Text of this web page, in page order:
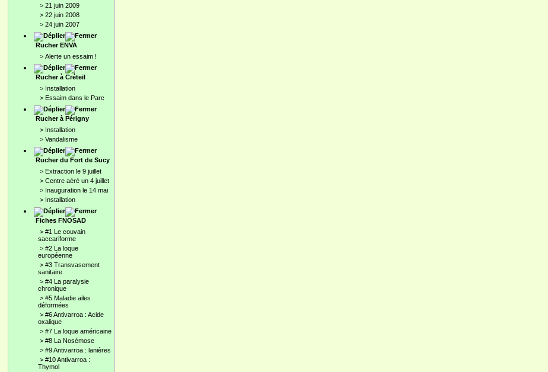
> 21 juin 2009
> 22 juin 2008
> 24 juin 2007
Rucher ENVA
> Alerte un essaim !
Rucher à Créteil
> Installation
> Essaim dans le Parc
Rucher à Périgny
> Installation
> Vandalisme
Rucher du Fort de Sucy
> Extraction le 9 juillet
> Centre aéré un 4 juillet
> Inauguration le 14 mai
> Installation
Fiches FNOSAD
> #1 Le couvain
saccariforme
> #2 La loque
européenne
> #3 Transvasement
sanitaire
> #4 La paralysie
chronique
> #5 Maladie ailes
déformées
> #6 Antivarroa : Acide
oxalique
> #7 La loque américaine
> #8 La Nosémose
> #9 Antivarroa : lanières
> #10 Antivarroa :
Thymol